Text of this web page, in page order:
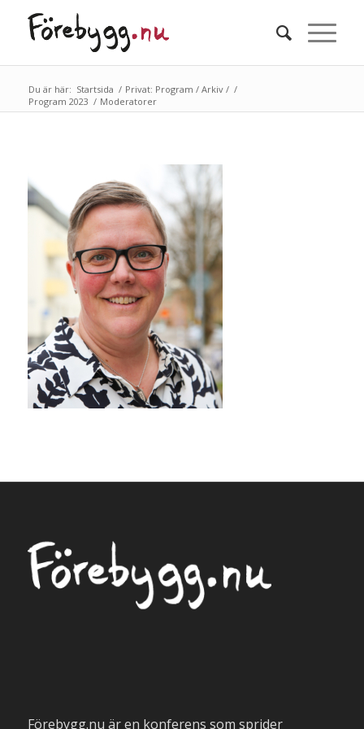
Du är här: Startsida / Privat: Program / Arkiv / /
Program 2023 / Moderatorer
Förebygg.nu är en konferens som sprider